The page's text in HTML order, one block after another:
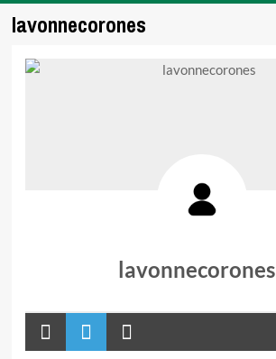
lavonnecorones
lavonnecorones